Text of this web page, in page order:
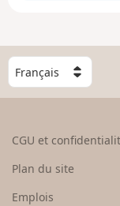
C
h
o
e
CGU et
Plan du site
Emplois